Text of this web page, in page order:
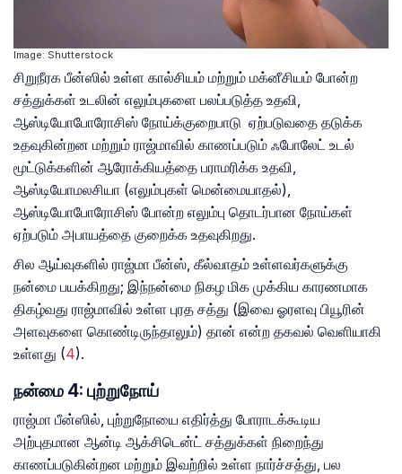
Image: Shutterstock
சிறுநீரக பீன்ஸில் உள்ள கால்சியம் மற்றும் மக்னீசியம் போன்ற
சத்துக்கள் உடலின் எலும்புகளை பலப்படுத்த உதவி,
ஆஸ்டியோபோரோசிஸ் நோய்க்குறைபாடு ஏற்படுவதை தடுக்க
உதவுகின்றன மற்றும் ராஜ்மாவில் காணப்படும் ஃபோலேட் உடல்
மூட்டுக்களின் ஆரோக்கியத்தை பராமரிக்க உதவி,
ஆஸ்டியோமலசியா (எலும்புகள் மென்மையாதல்),
ஆஸ்டியோபோரோசிஸ் போன்ற எலும்பு தொடர்பான நோய்கள்
ஏற்படும் அபாயத்தை குறைக்க உதவுகிறது.
சில ஆய்வுகளில் ராஜ்மா பீன்ஸ், கீல்வாதம் உள்ளவர்களுக்கு
நன்மை பயக்கிறது; இந்நன்மை நிகழ மிக முக்கிய காரணமாக
திகழ்வது ராஜ்மாவில் உள்ள புரத சத்து (இவை ஓரளவு பியூரின்
அளவுகளை கொண்டிருந்தாலும்) தான் என்ற தகவல் வெளியாகி
உள்ளது (4).
நன்மை 4: புற்றுநோய்
ராஜ்மா பீன்ஸில், புற்றுநோயை எதிர்த்து போராடக்கூடிய
அற்புதமான ஆன்டி ஆக்சிடென்ட் சத்துக்கள் நிறைந்து
காணப்படுகின்றன மற்றும் இவற்றில் உள்ள நார்ச்சத்து, பல